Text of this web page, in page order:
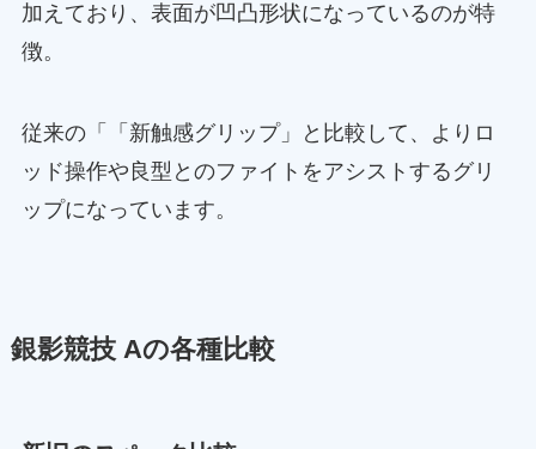
加えており、表面が凹凸形状になっているのが特
徴。
従来の「「新触感グリップ」と比較して、よりロ
ッド操作や良型とのファイトをアシストするグリ
ップになっています。
銀影競技 Aの各種比較